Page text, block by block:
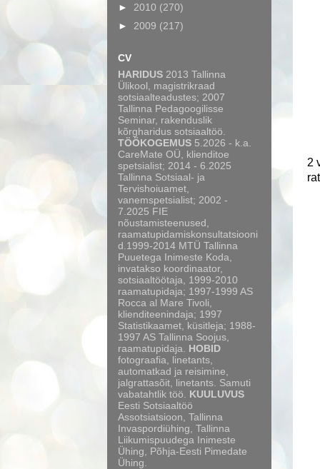
2
► 2010 (270)
► 2009 (217)
CV
HARIDUS 2013 Tallinna
Ülikool, magistrikraad
sotsiaalteadustes; 2007
Tallinna Pedagoogilisse
Seminar, rakenduslik
kõrgharidus sotsiaaltöö.
TÖÖKOGEMUS 5.2026 - k.a.
CareMate OÜ, klienditoe
spetsialist; 2014 - 6.2025
Tallinna Sotsiaal- ja
Tervishoiuamet,
vanemspetsialist; 2002 -
7.2025 FIE
nõustamisteenused,
raamatupidamiskonsultatsiooni
d.1999-2014 MTÜ Tallinna
Puuetega Inimeste Koda,
invatakso koordinaator,
sotsiaaltöötaja, 1999-2010
raamatupidaja; 1997-1999 AS
Rocca al Mare Tivoli,
klienditeenindaja; 1997
Statistikaamet, küsitleja; 1988-
1997 AS Tallinna Soojus,
raamatupidaja. HOBID
fotograafia, linetants,
automatkad ja reisimine,
jalgrattasõit, linetants. Samuti
vabatahtlik töö. KUULUVUS
Eesti Sotsiaaltöö
Assotsiatsioon, Tallinna
Invaspordiühing, Tallinna
Liikumispuudega Inimeste
Ühing, Põhja-Eesti Pimedate
Ühing.